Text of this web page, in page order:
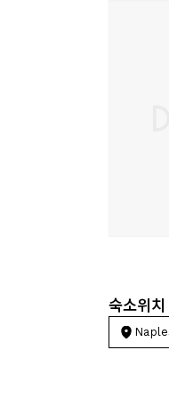
숙소위치